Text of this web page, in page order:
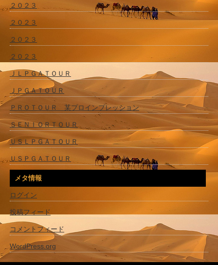
２０２３
２０２３
２０２３
２０２３
ＪＬＰＧＡＴＯＵＲ
ＪＰＧＡＴＯＵＲ
ＰＲＯＴＯＵＲ 某プロインプレッション
ＳＥＮＩＯＲＴＯＵＲ
ＵＳＬＰＧＡＴＯＵＲ
ＵＳＰＧＡＴＯＵＲ
メタ情報
ログイン
投稿フィード
コメントフィード
WordPress.org